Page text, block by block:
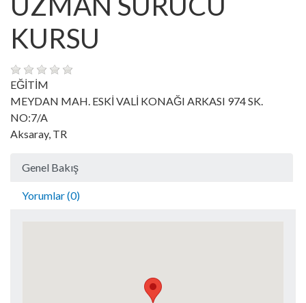
KURSU
EĞİTİM
MEYDAN MAH. ESKİ VALİ KONAĞI ARKASI 974 SK.
NO:7/A
Aksaray, TR
Genel Bakış
Yorumlar (0)